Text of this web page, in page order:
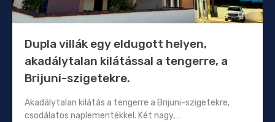
Dupla villák egy eldugott helyen,
akadálytalan kilátással a tengerre, a
Brijuni-szigetekre.
Akadálytalan kilátás a tengerre a Brijuni-szigetekre,
csodálatos naplementékkel. Két nagy,…